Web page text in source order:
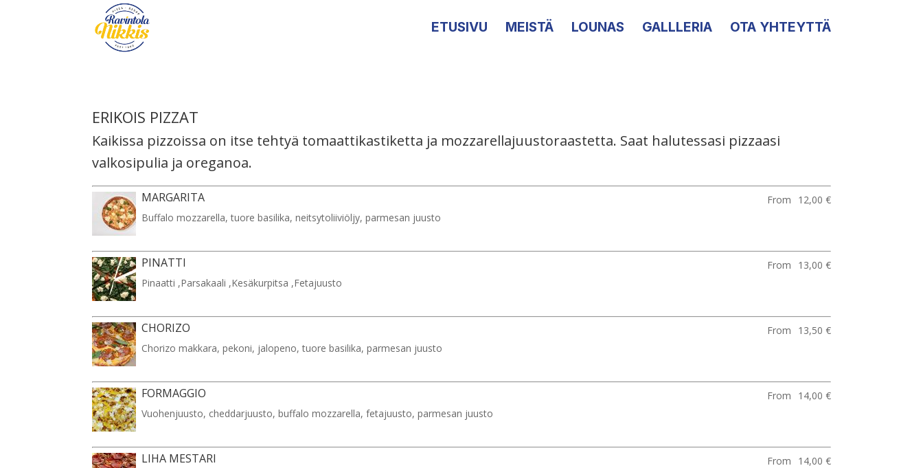
ETUSIVU MEISTÄ LOUNAS GALLLERIA OTA YHTEYTTÄ
ERIKOIS PIZZAT
Kaikissa pizzoissa on itse tehtyä tomaattikastiketta ja mozzarellajuustoraastetta. Saat halutessasi pizzaasi
valkosipulia ja oreganoa.
MARGARITA From
12,00 €
Buffalo mozzarella, tuore basilika, neitsytoliiviöljy, parmesan juusto
PINATTI From
13,00 €
Pinaatti ,Parsakaali ,Kesäkurpitsa ,Fetajuusto
CHORIZO From
13,50 €
Chorizo makkara, pekoni, jalopeno, tuore basilika, parmesan juusto
FORMAGGIO From
14,00 €
Vuohenjuusto, cheddarjuusto, buffalo mozzarella, fetajuusto, parmesan juusto
LIHA MESTARI From
14,00 €